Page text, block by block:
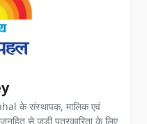
के संस्थापक, मालिक एवं
से जुड़ी पत्रकारिता के लिए